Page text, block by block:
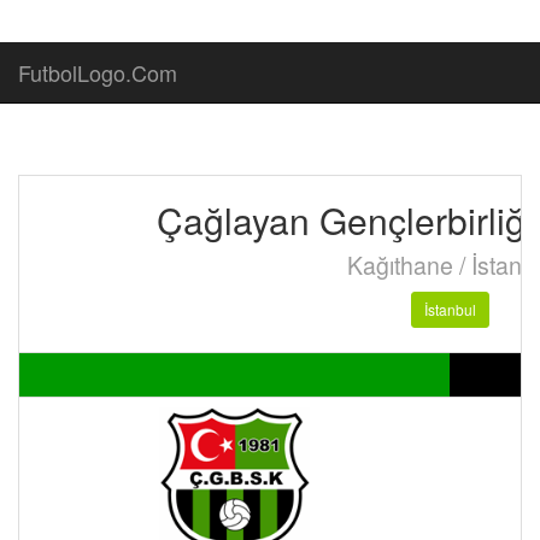
FutbolLogo.Com
Çağlayan
Kağıthane /
İstanbul